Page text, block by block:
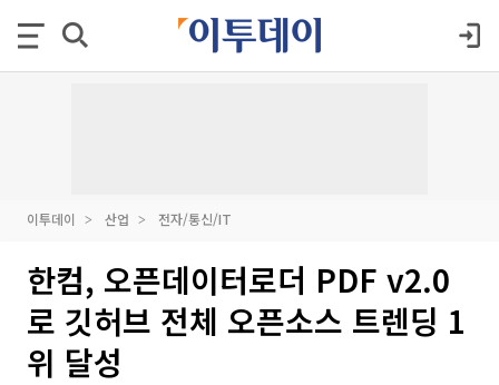
이투데이 산업 전자/통신/IT
한컴, 오픈데이터로더 PDF v2.0
로 깃허브 전체 오픈소스 트렌딩 1
위 달성